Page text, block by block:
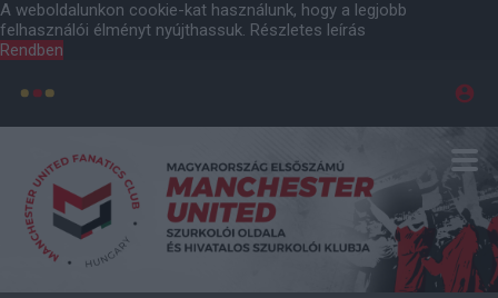
A weboldalunkon cookie-kat használunk, hogy a legjobb
felhasználói élményt nyújthassuk. Részletes leírás
Rendben